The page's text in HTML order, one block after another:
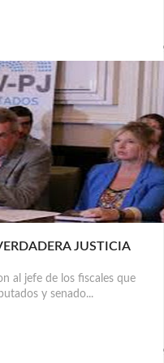
JUSTICIA
al jefe de los fiscales que
y senado...